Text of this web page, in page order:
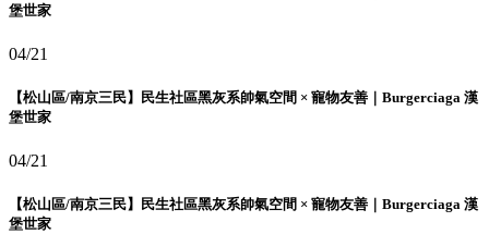
堡世家
04/21
【松山區/南京三民】民生社區黑灰系帥氣空間 × 寵物友善｜Burgerciaga 漢
堡世家
04/21
【松山區/南京三民】民生社區黑灰系帥氣空間 × 寵物友善｜Burgerciaga 漢
堡世家